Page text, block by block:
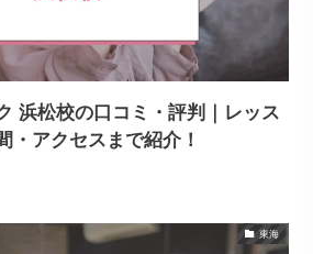
浜松校の口コミ・評判｜レッス
・アクセスまで紹介！
東海